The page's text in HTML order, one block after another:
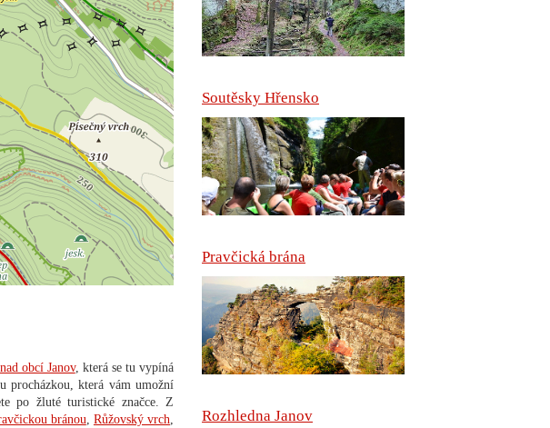
Soutěsky Hřensko
Pravčická brána
Rozhledna Janov
obcí Janov, která se tu vypíná
procházkou, která vám umožní
po žluté turistické značce. Z
bránou Růžovský vrch